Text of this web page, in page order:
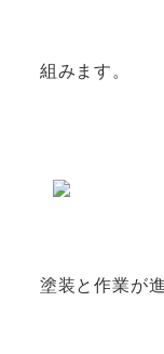
まず
組みます。
しっかり
塗装と作業が